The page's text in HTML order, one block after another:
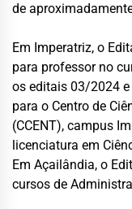
de
Em Imperatriz, o
para professor no
os editais 03/2024
para o Centro de
(CCENT), campus
licenciatura em
Em Açailândia, o
cursos de